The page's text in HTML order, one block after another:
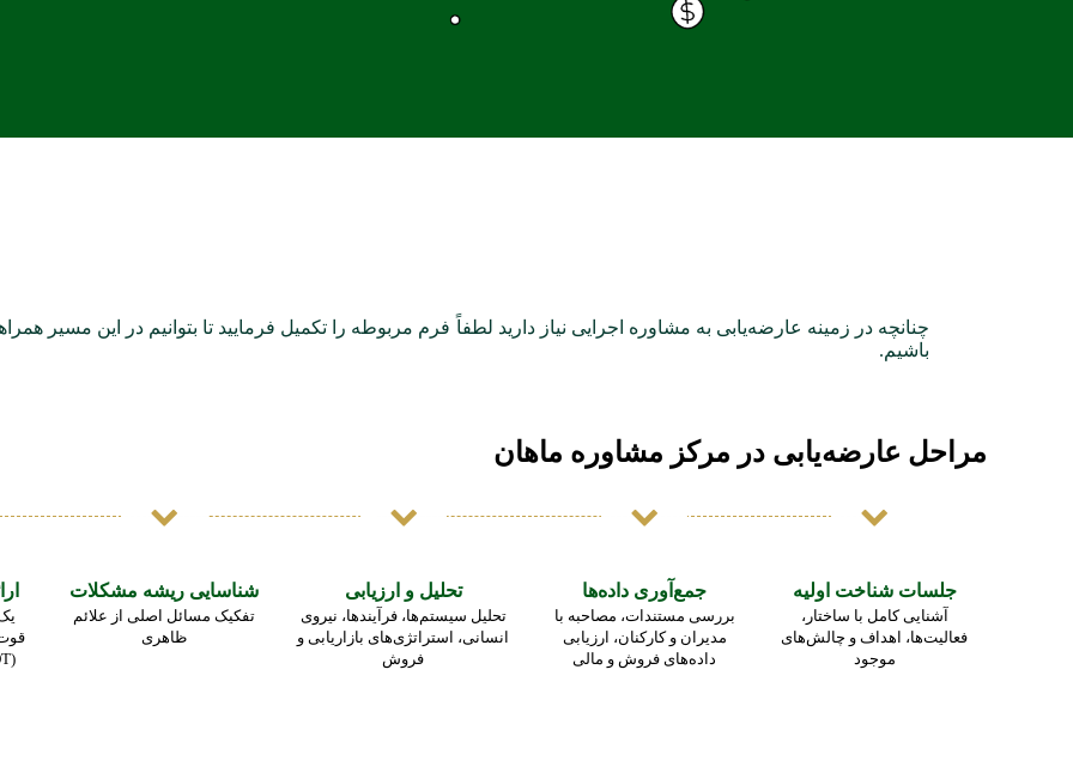
چنانچه در زمینه عارضه‌یابی به مشاوره اجرایی نیاز دارید لطفاً فرم مربوطه را تکمیل فرمایید تا بتوانیم در این مسیر
باشیم.
مراحل عارضه‌یابی در مرکز مشاوره ماهان
جلسات شناخت اولیه
آشنایی کامل با ساختار،
فعالیت‌ها، اهداف و چالش‌های
موجود
جمع‌آوری داده‌ها
بررسی مستندات، مصاحبه با
مدیران و کارکنان، ارزیابی
داده‌های فروش و مالی
تحلیل و ارزیابی
تحلیل سیستم‌ها، فرآیندها، نیروی
انسانی، استراتژی‌های بازاریابی و
فروش
شناسایی ریشه مشکلات
تفکیک مسائل اصلی از علائم
ظاهری